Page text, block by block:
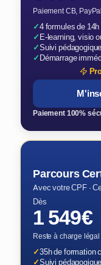
Paiement CB,
✓4 formules de 14h
✓E-learning, visio
✓Suivi
✓Démarrage
Paiement 100%
Parcours
Avec votre CPF ·
Dès
1 549€
Reste à charge
✓35h de formation
✓Suivi